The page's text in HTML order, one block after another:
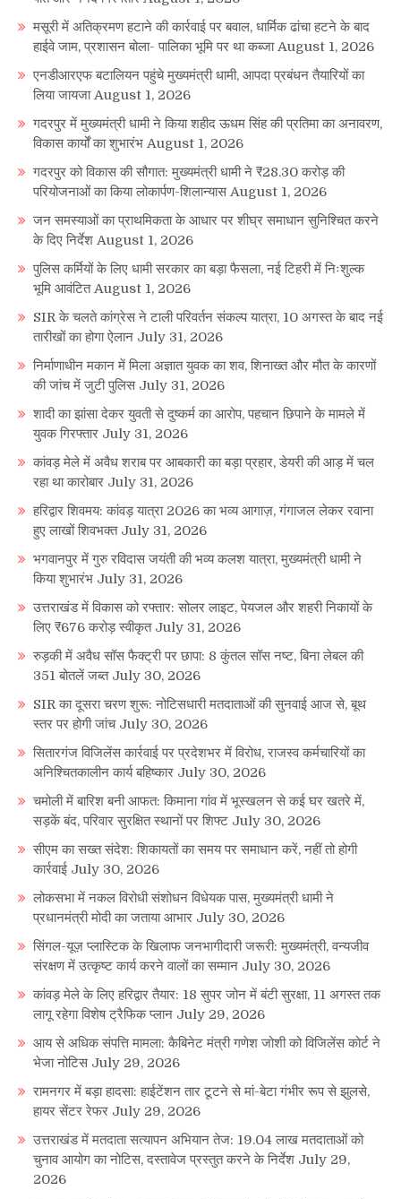
मसूरी में अतिक्रमण हटाने की कार्रवाई पर बवाल, धार्मिक ढांचा हटने के बाद
हाईवे जाम, प्रशासन बोला- पालिका भूमि पर था कब्जा August 1, 2026
एनडीआरएफ बटालियन पहुंचे मुख्यमंत्री धामी, आपदा प्रबंधन तैयारियों का
लिया जायजा August 1, 2026
गदरपुर में मुख्यमंत्री धामी ने किया शहीद ऊधम सिंह की प्रतिमा का अनावरण,
विकास कार्यों का शुभारंभ August 1, 2026
गदरपुर को विकास की सौगात: मुख्यमंत्री धामी ने ₹28.30 करोड़ की
परियोजनाओं का किया लोकार्पण-शिलान्यास August 1, 2026
जन समस्याओं का प्राथमिकता के आधार पर शीघ्र समाधान सुनिश्चित करने
के दिए निर्देश August 1, 2026
पुलिस कर्मियों के लिए धामी सरकार का बड़ा फैसला, नई टिहरी में निःशुल्क
भूमि आवंटित August 1, 2026
SIR के चलते कांग्रेस ने टाली परिवर्तन संकल्प यात्रा, 10 अगस्त के बाद नई
तारीखों का होगा ऐलान July 31, 2026
निर्माणाधीन मकान में मिला अज्ञात युवक का शव, शिनाख्त और मौत के कारणों
की जांच में जुटी पुलिस July 31, 2026
शादी का झांसा देकर युवती से दुष्कर्म का आरोप, पहचान छिपाने के मामले में
युवक गिरफ्तार July 31, 2026
कांवड़ मेले में अवैध शराब पर आबकारी का बड़ा प्रहार, डेयरी की आड़ में चल
रहा था कारोबार July 31, 2026
हरिद्वार शिवमय: कांवड़ यात्रा 2026 का भव्य आगाज़, गंगाजल लेकर रवाना
हुए लाखों शिवभक्त July 31, 2026
भगवानपुर में गुरु रविदास जयंती की भव्य कलश यात्रा, मुख्यमंत्री धामी ने
किया शुभारंभ July 31, 2026
उत्तराखंड में विकास को रफ्तार: सोलर लाइट, पेयजल और शहरी निकायों के
लिए ₹676 करोड़ स्वीकृत July 31, 2026
रुड़की में अवैध सॉस फैक्ट्री पर छापा: 8 कुंतल सॉस नष्ट, बिना लेबल की
351 बोतलें जब्त July 30, 2026
SIR का दूसरा चरण शुरू: नोटिसधारी मतदाताओं की सुनवाई आज से, बूथ
स्तर पर होगी जांच July 30, 2026
सितारगंज विजिलेंस कार्रवाई पर प्रदेशभर में विरोध, राजस्व कर्मचारियों का
अनिश्चितकालीन कार्य बहिष्कार July 30, 2026
चमोली में बारिश बनी आफत: किमाना गांव में भूस्खलन से कई घर खतरे में,
सड़कें बंद, परिवार सुरक्षित स्थानों पर शिफ्ट July 30, 2026
सीएम का सख्त संदेश: शिकायतों का समय पर समाधान करें, नहीं तो होगी
कार्रवाई July 30, 2026
लोकसभा में नकल विरोधी संशोधन विधेयक पास, मुख्यमंत्री धामी ने
प्रधानमंत्री मोदी का जताया आभार July 30, 2026
सिंगल-यूज़ प्लास्टिक के खिलाफ जनभागीदारी जरूरी: मुख्यमंत्री, वन्यजीव
संरक्षण में उत्कृष्ट कार्य करने वालों का सम्मान July 30, 2026
कांवड़ मेले के लिए हरिद्वार तैयार: 18 सुपर जोन में बंटी सुरक्षा, 11 अगस्त तक
लागू रहेगा विशेष ट्रैफिक प्लान July 29, 2026
आय से अधिक संपत्ति मामला: कैबिनेट मंत्री गणेश जोशी को विजिलेंस कोर्ट ने
भेजा नोटिस July 29, 2026
रामनगर में बड़ा हादसा: हाईटेंशन तार टूटने से मां-बेटा गंभीर रूप से झुलसे,
हायर सेंटर रेफर July 29, 2026
उत्तराखंड में मतदाता सत्यापन अभियान तेज: 19.04 लाख मतदाताओं को
चुनाव आयोग का नोटिस, दस्तावेज प्रस्तुत करने के निर्देश July 29,
2026